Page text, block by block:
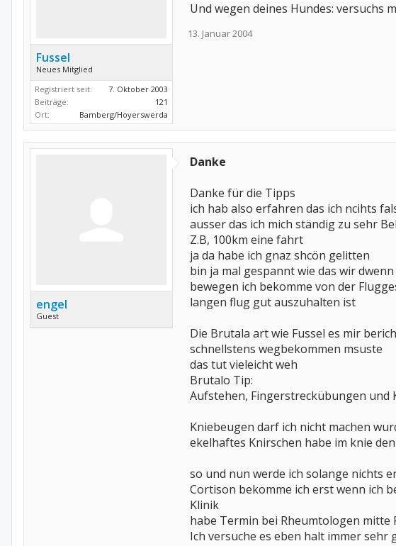
Fussel
Neues Mitglied
Registriert seit:
7. Oktober 2003
Beiträge:
121
Ort:
Bamberg/Hoyerswerda
Und wegen deines Hundes: versuchs
13. Januar 2004
engel
Guest
Danke
Danke für die Tipps
ich hab also erfahren das ich ncihts
ausser das ich mich ständig zu sehr
Z.B, 100km eine fahrt
ja da habe ich gnaz shcön gelitten
bin ja mal gespannt wie das wir
bewegen ich bekomme von der
langen flug gut auszuhalten ist
Die Brutala art wie Fussel es mir
schnellstens wegbekommen msuste
das tut vieleicht weh
Brutalo Tip:
Aufstehen, Fingerstreckübungen und
Kniebeugen darf ich nicht machen
ekelhaftes Knirschen habe im knie
so und nun werde ich solange nichts
Cortison bekomme ich erst wenn ich
Klinik
habe Termin bei Rheumtologen mitte
Ich versuche es eben halt immer